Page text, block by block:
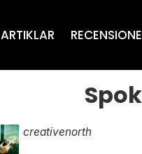
ARTIKLAR
creativenorth